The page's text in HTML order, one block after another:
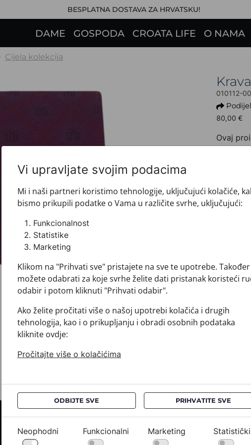
BESPLATNA DOSTAVA ZA HRVATSKU!
DAME GOSPODA CROATA LIFE O NAMA
Cijela kolekcija
010112-
80,00 €
Ovaj
+ INFO
Motiv:
Boja:
Brand:
+
+
+
PRAVNE OBAVIJESTI
NEWSLETTER
Vi upravljate svojim podacima
Mi i naši partneri koristimo tehnologije, uključujući kolačiće,
bismo prikupili podatke o Vama u različite svrhe, uključujući:
Funkcionalnost
Statistike
Marketing
Klikom na "Prihvati sve" pristajete na sve te upotrebe. Također
možete odabrati za koje svrhe želite dati pristanak koristeći
odabir i potom kliknuti "Prihvati odabir".
Ako želite pročitati više o našoj upotrebi kolačića i drugih
tehnologija, kao i o prikupljanju i obradi osobnih podataka
kliknite ovdje:
Pročitajte više o kolačićima
ODBIJTE SVE PRIHVATITE SVE
Neophodni Funkcionalni Marketing Statistički